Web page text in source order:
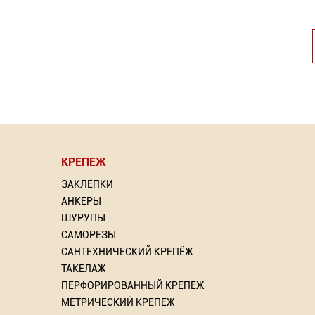
Отвертка Шлиц WhirlPower
Торговых предложений: 2
Насадка для МФИ ЗУБР
DIAMOND керамика, мрамор,
стекло
КРЕПЕЖ
ЗАКЛЁПКИ
АНКЕРЫ
ШУРУПЫ
САМОРЕЗЫ
САНТЕХНИЧЕСКИЙ КРЕПЁЖ
ТАКЕЛАЖ
ПЕРФОРИРОВАННЫЙ КРЕПЕЖ
МЕТРИЧЕСКИЙ КРЕПЕЖ